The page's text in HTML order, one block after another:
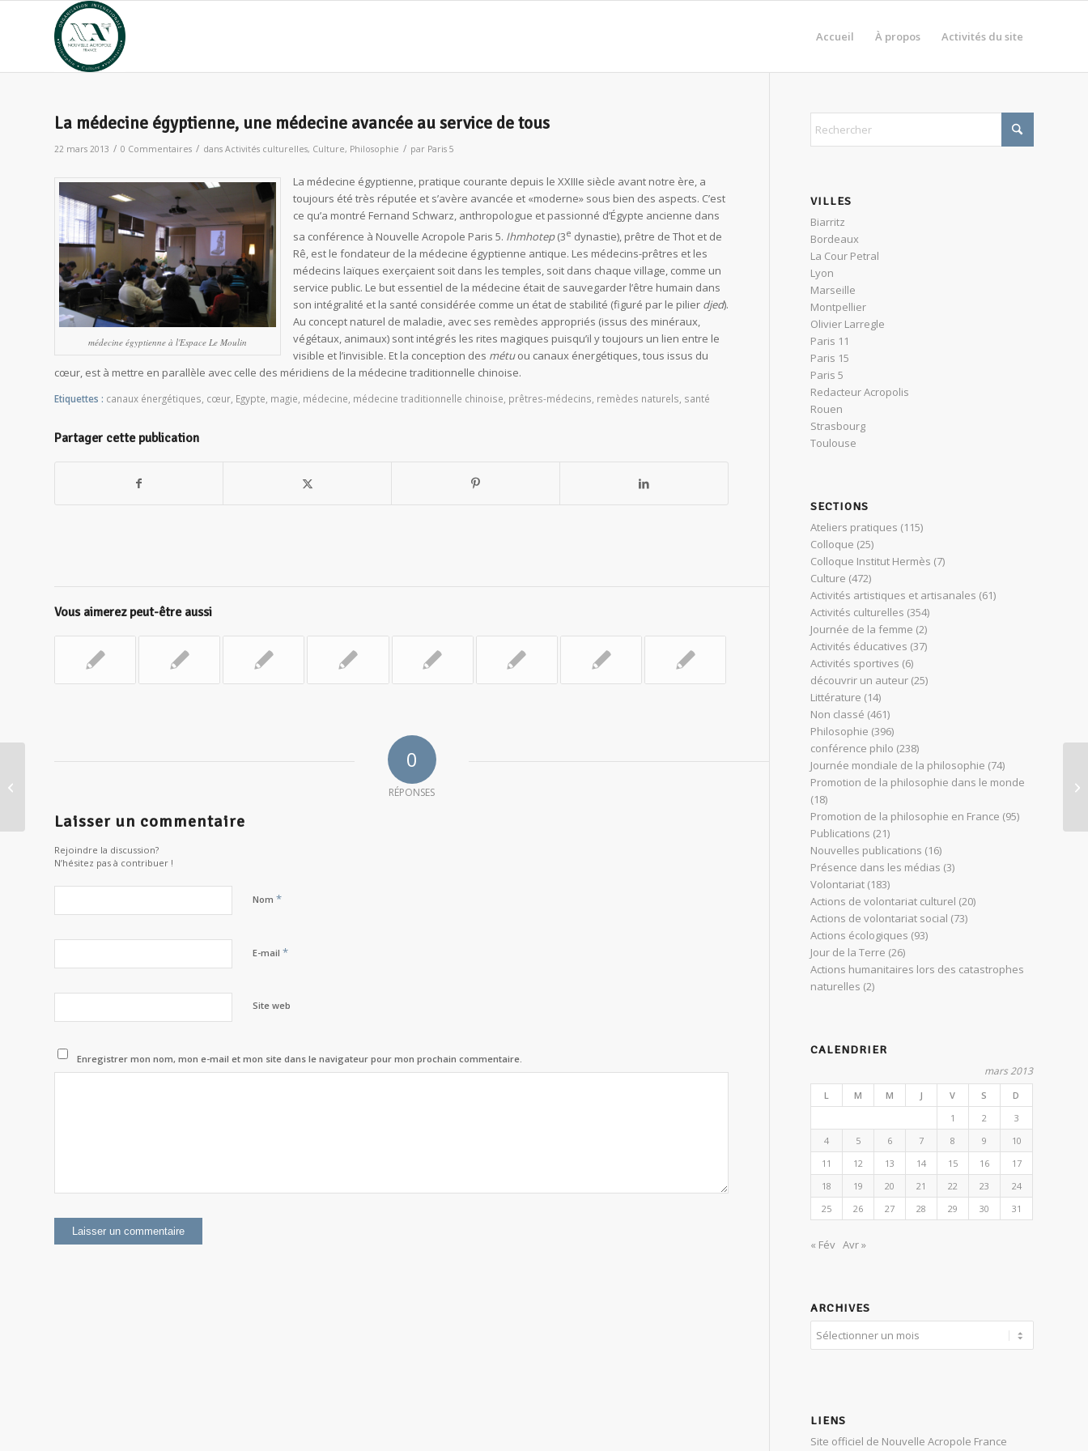
Accueil À propos Activités du site
La médecine égyptienne, une médecine avancée au service de tous
22 mars 2013 / 0 Commentaires / dans Activités culturelles, Culture, Philosophie / par Paris 5
médecine égyptienne à l'Espace Le Moulin
La médecine égyptienne, pratique courante depuis le XXIIIe siècle avant notre ère, a
toujours été très réputée et s’avère avancée et «moderne» sous bien des aspects. C’est
ce qu’a montré Fernand Schwarz, anthropologue et passionné d’Égypte ancienne dans
sa conférence à Nouvelle Acropole Paris 5. Ihmhotep(3e dynastie), prêtre de Thot et de
Rê, est le fondateur de la médecine égyptienne antique. Les médecins-prêtres et les
médecins laïques exerçaient soit dans les temples, soit dans chaque village, comme un
service public. Le but essentiel de la médecine était de sauvegarder l’être humain dans
son intégralité et la santé considérée comme un état de stabilité (figuré par le pilier djed).
Au concept naturel de maladie, avec ses remèdes appropriés (issus des minéraux,
végétaux, animaux) sont intégrés les rites magiques puisqu’il y toujours un lien entre le
visible et l’invisible. Et la conception des métuou canaux énergétiques, tous issus du
cœur, est à mettre en parallèle avec celle des méridiens de la médecine traditionnelle chinoise.
Etiquettes : canaux énergétiques, cœur, Egypte, magie, médecine, médecine traditionnelle chinoise, prêtres-médecins, remèdes naturels, santé
Partager cette publication
Vous aimerez peut-être aussi
0
RÉPONSES
Laisser un commentaire
Rejoindre la discussion?
N’hésitez pas à contribuer !
Nom *
E-mail *
Site web
Enregistrer mon nom, mon e-mail et mon site dans le navigateur pour mon prochain commentaire.
VILLES
Biarritz
Bordeaux
La Cour Petral
Lyon
Marseille
Montpellier
Olivier Larregle
Paris 11
Paris 15
Paris 5
Redacteur Acropolis
Rouen
Strasbourg
Toulouse
SECTIONS
Ateliers pratiques (115)
Colloque (25)
Colloque Institut Hermès (7)
Culture (472)
Activités artistiques et artisanales (61)
Activités culturelles (354)
Journée de la femme (2)
Activités éducatives (37)
Activités sportives (6)
découvrir un auteur (25)
Littérature (14)
Non classé (461)
Philosophie (396)
conférence philo (238)
Journée mondiale de la philosophie (74)
Promotion de la philosophie dans le monde
(18)
Promotion de la philosophie en France (95)
Publications (21)
Nouvelles publications (16)
Présence dans les médias (3)
Volontariat (183)
Actions de volontariat culturel (20)
Actions de volontariat social (73)
Actions écologiques (93)
Jour de la Terre (26)
Actions humanitaires lors des catastrophes
naturelles (2)
CALENDRIER
mars 2013
L M M J V S
D
1
2
3
4
5 6 7 8 9
10
11
12 13 14 15 16
17
18
19 20 21 22 23
24
25
26 27 28 29 30 31
« Fév Avr »
ARCHIVES
LIENS
Site officiel de Nouvelle Acropole France